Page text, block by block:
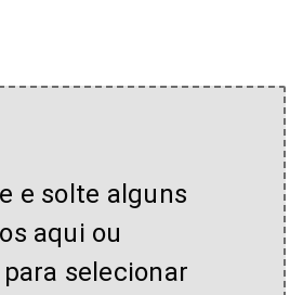
e solte alguns
aqui ou
selecionar